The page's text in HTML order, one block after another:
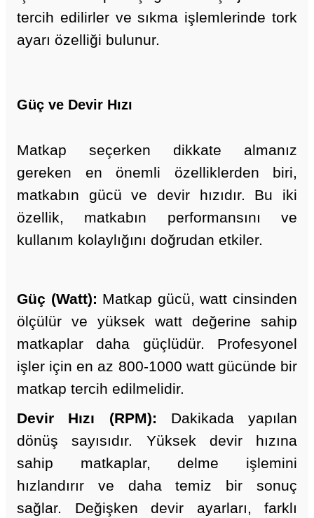
tercih edilirler ve sıkma işlemlerinde tork
ayarı özelliği bulunur.
Güç ve Devir Hızı
Matkap seçerken dikkate almanız
gereken en önemli özelliklerden biri,
matkabın gücü ve devir hızıdır. Bu iki
özellik, matkabın performansını ve
kullanım kolaylığını doğrudan etkiler.
Güç (Watt): Matkap gücü, watt cinsinden
ölçülür ve yüksek watt değerine sahip
matkaplar daha güçlüdür. Profesyonel
işler için en az 800-1000 watt gücünde bir
matkap tercih edilmelidir.
Devir Hızı (RPM): Dakikada yapılan
dönüş sayısıdır. Yüksek devir hızına
sahip matkaplar, delme işlemini
hızlandırır ve daha temiz bir sonuç
sağlar. Değişken devir ayarları, farklı